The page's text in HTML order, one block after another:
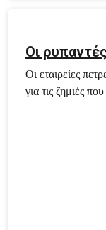
Οι
Οι εταιρείες
για τις ζημιές